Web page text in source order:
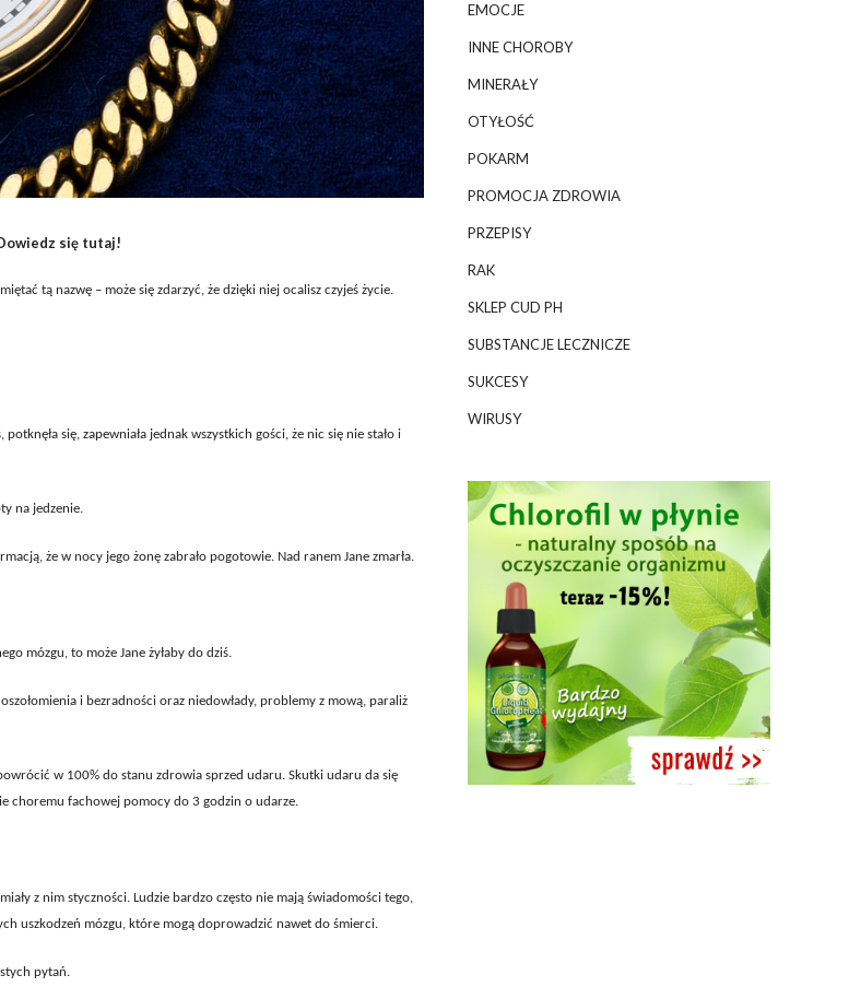
się tutaj!
tą nazwę – może się zdarzyć, że dzięki niej ocalisz czyjeś życie.
się, zapewniała jednak wszystkich gości, że nic się nie stało i
na jedzenie.
że w nocy jego żonę zabrało pogotowie. Nad ranem Jane zmarła.
mózgu, to może Jane żyłaby do dziś.
i bezradności oraz niedowłady, problemy z mową, paraliż
w 100% do stanu zdrowia sprzed udaru. Skutki udaru da się
choremu fachowej pomocy do 3 godzin o udarze.
z nim styczności. Ludzie bardzo często nie mają świadomości tego,
uszkodzeń mózgu, które mogą doprowadzić nawet do śmierci.
pytań.
EMOCJE
INNE CHOROBY
MINERAŁY
OTYŁOŚĆ
POKARM
PROMOCJA ZDROWIA
PRZEPISY
RAK
SKLEP CUD PH
SUBSTANCJE LECZNICZE
SUKCESY
WIRUSY